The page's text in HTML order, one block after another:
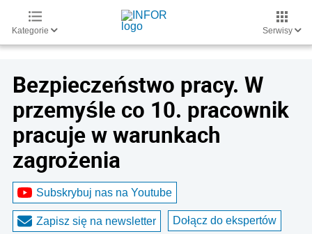
Kategorie Serwisy
Bezpieczeństwo pracy. W
przemyśle co 10. pracownik
pracuje w warunkach
zagrożenia
Subskrybuj nas na Youtube
Zapisz się na newsletter Dołącz do ekspertów